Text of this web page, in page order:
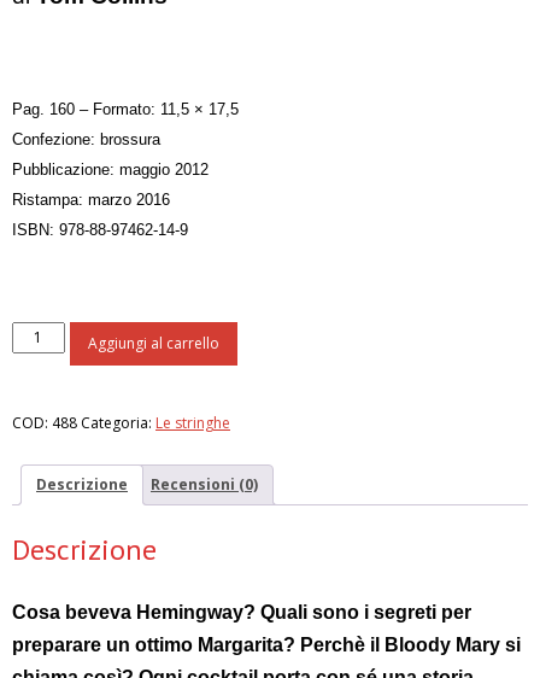
Pag. 160 – Formato: 11,5 × 17,5
Confezione: brossura
Pubblicazione: maggio 2012
Ristampa: marzo 2016
ISBN: 978-88-97462-14-9
dieci
sconvolsero
mondo
quantità
Aggiungi al carrello
COD: 488 Categoria: Le stringhe
Descrizione Recensioni (0)
Descrizione
Cosa beveva Hemingway? Quali sono i segreti per
preparare un ottimo Margarita? Perchè il Bloody Mary si